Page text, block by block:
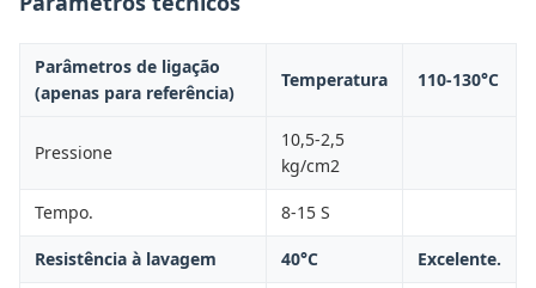
Parâmetros de ligação
(apenas para referência)
Temperatura 110-130°C
Pressione
10,5-2,5
kg/cm2
Tempo. 8-15 S
Resistência à lavagem 40°C Excelente.